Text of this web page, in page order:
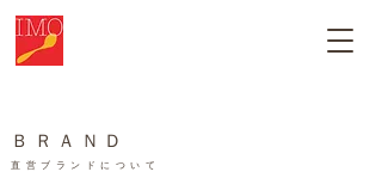
​ＢＲＡＮＤ
直営ブランドについて